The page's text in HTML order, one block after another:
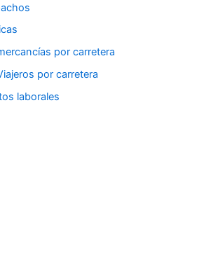
por carretera
por carretera
laborales